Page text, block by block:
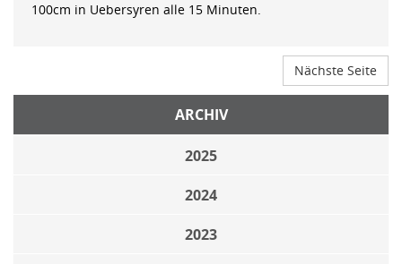
100cm in Uebersyren alle 15 Minuten.
Nächste Seite
ARCHIV
2025
2024
2023